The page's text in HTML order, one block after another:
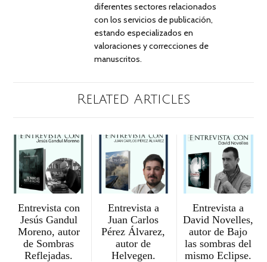
diferentes sectores relacionados
con los servicios de publicación,
estando especializados en
valoraciones y correcciones de
manuscritos.
Related Articles
Entrevista con
Jesús Gandul
Moreno, autor
de Sombras
Reflejadas.
Entrevista a
Juan Carlos
Pérez Álvarez,
autor de
Helvegen.
Entrevista a
David Novelles,
autor de Bajo
las sombras del
mismo Eclipse.